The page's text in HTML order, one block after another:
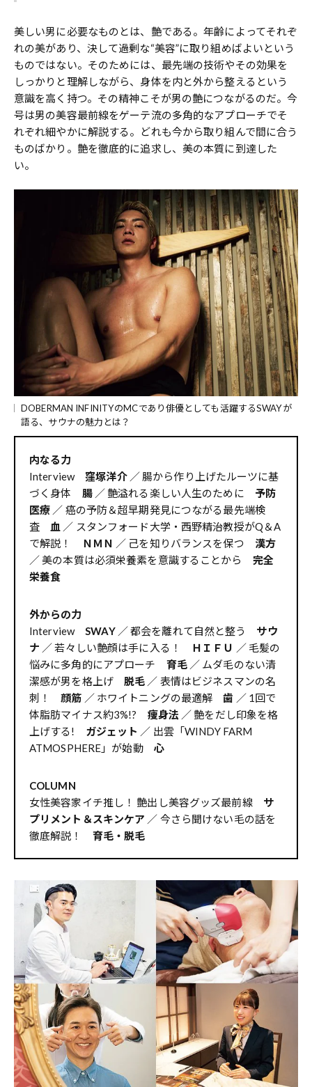
美しい男に必要なものとは、艶である。年齢によってそれぞ
れの美があり、決して過剰な“美容”に取り組めばよいという
ものではない。そのためには、最先端の技術やその効果を
しっかりと理解しながら、身体を内と外から整えるという
意識を高く持つ。その精神こそが男の艶につながるのだ。今
号は男の美容最前線をゲーテ流の多角的なアプローチでそ
れぞれ細やかに解説する。どれも今から取り組んで間に合う
ものばかり。艶を徹底的に追求し、美の本質に到達した
い。
DOBERMAN INFINITYのMCであり俳優としても活躍するSWAYが
語る、サウナの魅力とは？
内なる力
Interview窪塚洋介／ 腸から作り上げたルーツに基
づく身体 腸／ 艶溢れる楽しい人生のために 予防
医療 ／ 癌の予防＆超早期発見につながる最先端検
査 血 ／ スタンフォード大学・西野精治教授がQ＆A
で解説！
ＮＭＮ ／ 己を知りバランスを保つ 漢方
／ 美の本質は必須栄養素を意識することから 完全
栄養食
外からの力
InterviewSWAY／ 都会を離れて自然と整う サウ
ナ ／ 若々しい艶顔は手に入る！ ＨＩＦＵ ／ 毛髪の
悩みに多角的にアプローチ 育毛／ ムダ毛のない清
潔感が男を格上げ脱毛 ／ 表情はビジネスマンの名
刺！顔筋 ／ ホワイトニングの最適解歯 ／ 1回で
体脂肪マイナス約3%!? 痩身法 ／ 艶をだし印象を格
上げする! ガジェット ／ 出雲「WINDY FARM
ATMOSPHERE」が始動 心
COLUMN
女性美容家イチ推し！ 艶出し美容グッズ最前線 サ
プリメント＆スキンケア ／ 今さら聞けない毛の話を
徹底解説！ 育毛・脱毛